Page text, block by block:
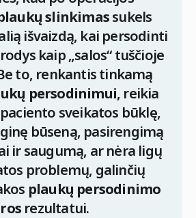
slinkimassukels
išvaizdą, kai persodinti
kaip „salos“ tuščioje
to, renkantis tinkamą
persodinimui, reikia
sveikatos būklę,
būseną, pasirengimą
ir saugumą, ar nėra ligų
problemų, galinčių
plaukų persodinimo
rezultatui.